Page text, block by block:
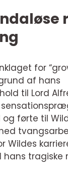
for
af hans
til Lord
førte til
Wildes
tragiske